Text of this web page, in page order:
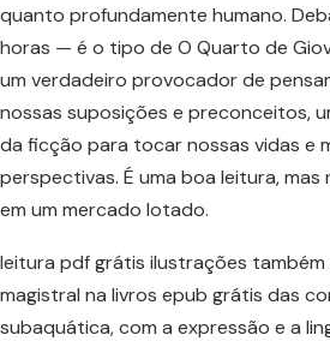
quanto profundamente humano.
horas — é o tipo de O Quarto de
um verdadeiro provocador de
nossas suposições e preconceitos,
da ficção para tocar nossas vidas e
perspectivas. É uma boa leitura,
em um mercado lotado.
leitura pdf grátis ilustrações também
magistral na livros epub grátis das
subaquática, com a expressão e a